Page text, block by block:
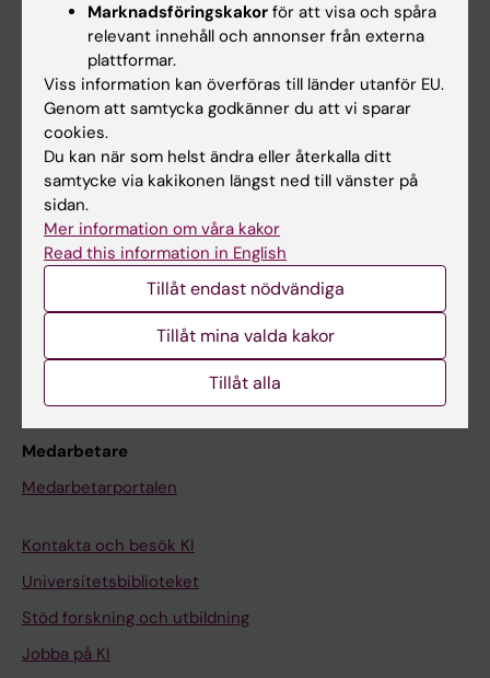
Kalender
Student
Ladok
Canvas
Schema
Studentmejlen
Kurs- och programwebbar
Medarbetare
Medarbetarportalen
Kontakta och besök KI
Universitetsbiblioteket
Stöd forskning och utbildning
Jobba på KI
Marknadsföringskakor för att visa och spåra
relevant innehåll och annonser från externa
plattformar.
Viss information kan överföras till länder utanför EU.
Genom att samtycka godkänner du att vi sparar
cookies.
Du kan när som helst ändra eller återkalla ditt
samtycke via kakikonen längst ned till vänster på
sidan.
Mer information om våra kakor
Read this information in English
Tillåt endast nödvändiga
Tillåt mina valda kakor
Tillåt alla